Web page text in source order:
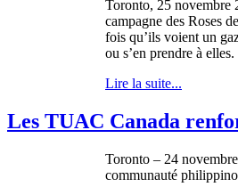
Toronto, 25 novembre
campagne des Roses
fois qu’ils voient un
ou s’en prendre à elles.
Lire la suite...
Les TUAC Canada
Toronto – 24
communauté